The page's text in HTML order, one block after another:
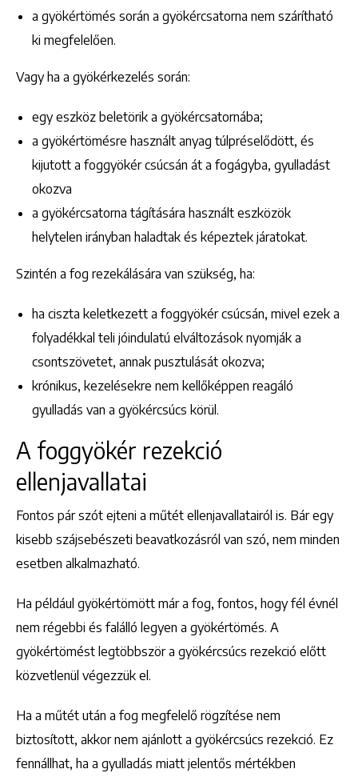
a gyökértömés során a gyökércsatorna nem szárítható
ki megfelelően.
Vagy ha a gyökérkezelés során:
egy eszköz beletörik a gyökércsatornába;
a gyökértömésre használt anyag túlpréselődött, és
kijutott a foggyökér csúcsán át a fogágyba, gyulladást
okozva
a gyökércsatorna tágítására használt eszközök
helytelen irányban haladtak és képeztek járatokat.
Szintén a fog rezekálására van szükség, ha:
ha ciszta keletkezett a foggyökér csúcsán, mivel ezek a
folyadékkal teli jóindulatú elváltozások nyomják a
csontszövetet, annak pusztulását okozva;
krónikus, kezelésekre nem kellőképpen reagáló
gyulladás van a gyökércsúcs körül.
A foggyökér rezekció
ellenjavallatai
Fontos pár szót ejteni a műtét ellenjavallatairól is. Bár egy
kisebb szájsebészeti beavatkozásról van szó, nem minden
esetben alkalmazható.
Ha például gyökértömött már a fog, fontos, hogy fél évnél
nem régebbi és falálló legyen a gyökértömés. A
gyökértömést legtöbbször a gyökércsúcs rezekció előtt
közvetlenül végezzük el.
Ha a műtét után a fog megfelelő rögzítése nem
biztosított, akkor nem ajánlott a gyökércsúcs rezekció. Ez
fennállhat, ha a gyulladás miatt jelentős mértékben